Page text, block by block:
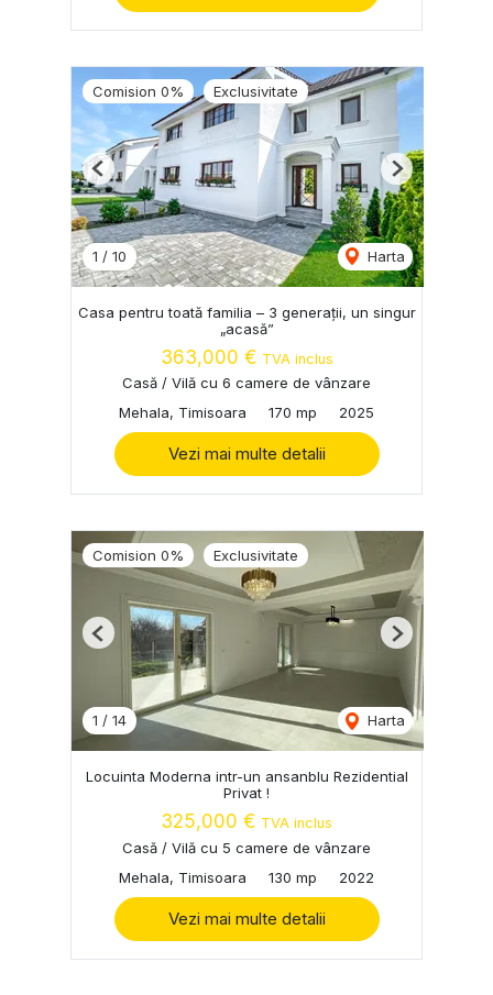
Comision 0% Exclusivitate
1 / 10 Harta
Previous Next
Casa pentru toată familia – 3 generații, un singur
„acasă”
363,000 € TVA inclus
Casă / Vilă cu 6 camere de vânzare
Mehala, Timisoara
170 mp 2025
Vezi mai multe detalii
Comision 0% Exclusivitate
1 / 14 Harta
Previous Next
Locuinta Moderna intr-un ansanblu Rezidential
Privat !
325,000 € TVA inclus
Casă / Vilă cu 5 camere de vânzare
Mehala, Timisoara
130 mp 2022
Vezi mai multe detalii